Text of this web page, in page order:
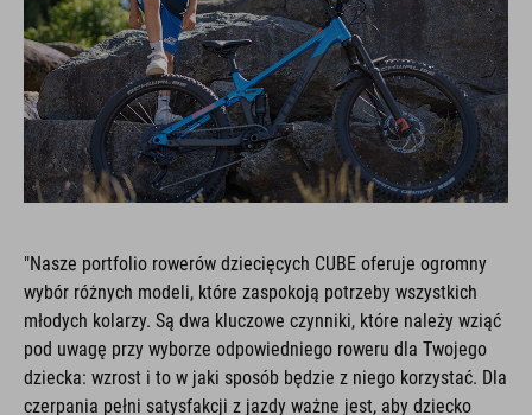
"Nasze portfolio rowerów dziecięcych CUBE oferuje ogromny
wybór różnych modeli, które zaspokoją potrzeby wszystkich
młodych kolarzy. Są dwa kluczowe czynniki, które należy wziąć
pod uwagę przy wyborze odpowiedniego roweru dla Twojego
dziecka: wzrost i to w jaki sposób będzie z niego korzystać. Dla
czerpania pełni satysfakcji z jazdy ważne jest, aby dziecko